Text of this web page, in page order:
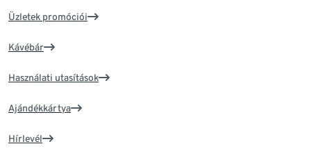
Üzletek promóciói
Kávébár
Használati utasítások
Ajándékkártya
Hírlevél